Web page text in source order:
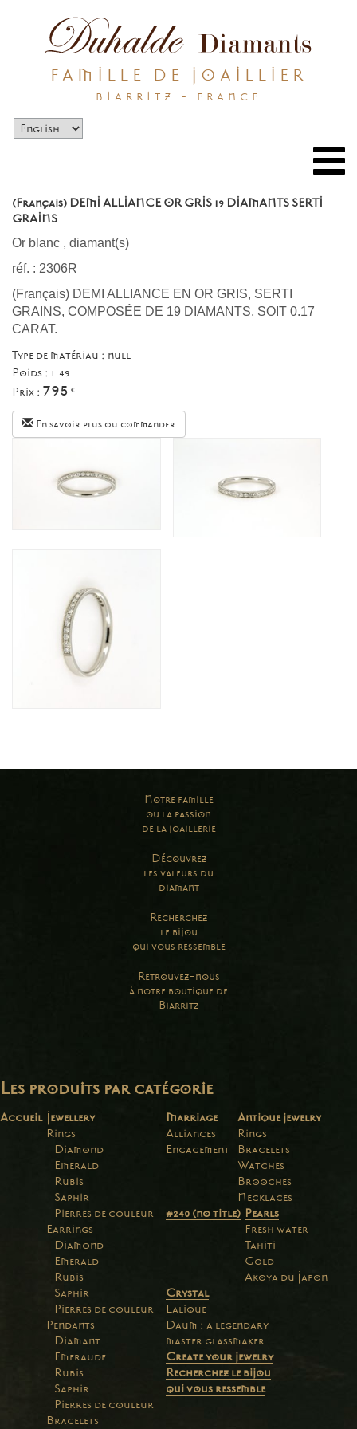
FAMILLE DE JOAILLIER
BIARRITZ - FRANCE
(Français) DEMI ALLIANCE OR GRIS 19 DIAMANTS SERTI
GRAINS
Or blanc , diamant(s)
réf. : 2306R
(Français) DEMI ALLIANCE EN OR GRIS, SERTI
GRAINS, COMPOSÉE DE 19 DIAMANTS, SOIT 0.17
CARAT.
Type de matériau : null
Poids : 1.49
Prix : 795 €
En savoir plus ou commander
Notre famille
ou la passion
de la joaillerie
Découvrez
les valeurs du
diamant
Recherchez
le bijou
qui vous ressemble
Retrouvez-nous
à notre boutique de
Biarritz
Les produits par catégorie
Accueil Jewellery
Rings
Diamond
Emerald
Rubis
Saphir
Pierres de couleur
Earrings
Diamond
Emerald
Rubis
Saphir
Pierres de couleur
Pendants
Diamant
Emeraude
Rubis
Saphir
Pierres de couleur
Bracelets
Marriage
Alliances
Engagement
Antique jewelry
Rings
Bracelets
Watches
Brooches
Necklaces
#240 (no title) Pearls
Fresh water
Tahiti
Gold
Akoya du Japon
Crystal
Lalique
Daum : a legendary
master glassmaker
Create your jewelry
Recherchez le bijou
qui vous ressemble